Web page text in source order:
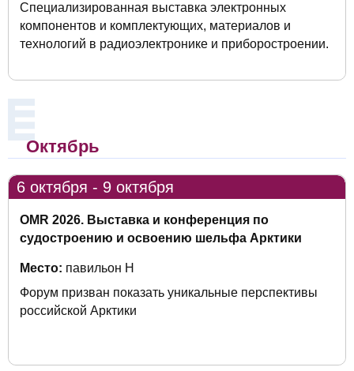
Специализированная выставка электронных
компонентов и комплектующих, материалов и
технологий в радиоэлектронике и приборостроении.
Октябрь
6 октября - 9 октября
OMR 2026. Выставка и конференция по
судостроению и освоению шельфа Арктики
Место: павильон H
Форум призван показать уникальные перспективы
российской Арктики